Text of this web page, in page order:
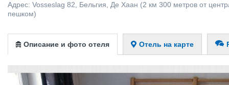
Адрес: Vosseslag 82 Бельгия Де Хаан (2 км 300 метров от
пешком)
Описание и фото отеля Отель на карте